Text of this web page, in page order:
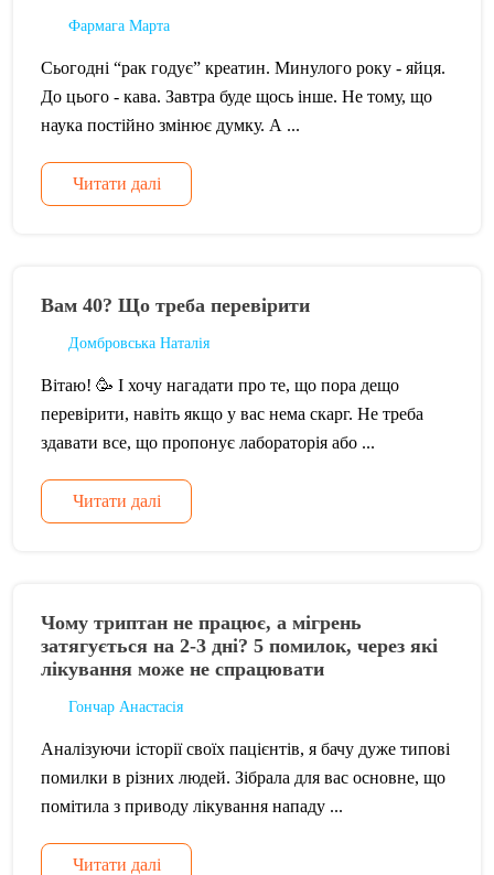
Фармага Марта
Сьогодні “рак годує” креатин. Минулого року - яйця.
До цього - кава. Завтра буде щось інше. Не тому, що
наука постійно змінює думку. А ...
Читати далі
Вам 40? Що треба перевірити
Домбровська Наталія
Вітаю! 🥳 І хочу нагадати про те, що пора дещо
перевірити, навіть якщо у вас нема скарг. Не треба
здавати все, що пропонує лабораторія або ...
Читати далі
Чому триптан не працює, а мігрень
затягується на 2-3 дні? 5 помилок, через які
лікування може не спрацювати
Гончар Анастасія
Аналізуючи історії своїх пацієнтів, я бачу дуже типові
помилки в різних людей. Зібрала для вас основне, що
помітила з приводу лікування нападу ...
Читати далі